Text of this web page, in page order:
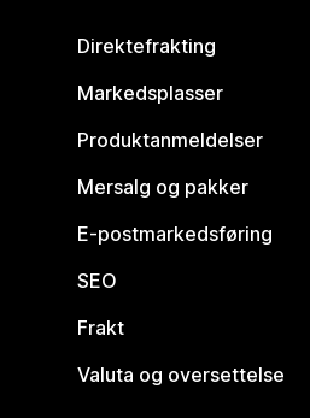
Direktefrakting
Markedsplasser
Produktanmeldelser
Mersalg og pakker
E-postmarkedsføring
SEO
Frakt
Valuta og oversettelse